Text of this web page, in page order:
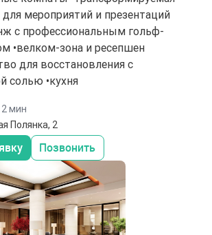
мероприятий и презентаций
с профессиональным гольф-
•велком-зона и ресепшен
для восстановления с
солью •кухня
2 мин
Полянка, 2
Позвонить